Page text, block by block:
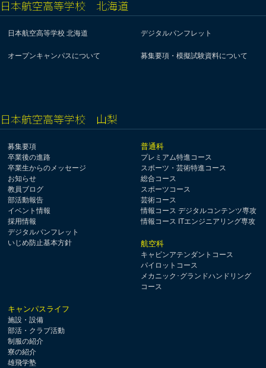
日本航空高等学校 北海道
日本航空高等学校 北海道 デジタルパンフレット
オープンキャンパスについて 募集要項・模擬試験資料について
日本航空高等学校 山梨
募集要項
卒業後の進路
卒業生からのメッセージ
お知らせ
教員ブログ
部活動報告
イベント情報
採用情報
デジタルパンフレット
いじめ防止基本方針
普通科
プレミアム特進コース
スポーツ・芸術特進コース
総合コース
スポーツコース
芸術コース
情報コース デジタルコンテンツ専攻
情報コース ITエンジニアリング専攻
航空科
キャビンアテンダントコース
パイロットコース
メカニック･グランドハンドリング
コース
キャンパスライフ
施設・設備
部活・クラブ活動
制服の紹介
寮の紹介
雄飛学塾